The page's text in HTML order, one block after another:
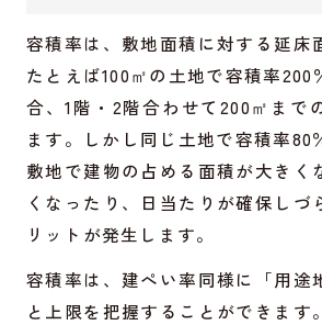
容積率は、敷地面積に対する延床
たとえば100㎡の土地で容積率200
合、1階・2階合わせて200㎡まで
ます。しかし同じ土地で容積率80
敷地で建物の占める面積が大きく
くなったり、日当たりが確保しづ
リットが発生します。
容積率は、建ぺい率同様に「用途
と上限を把握することができます